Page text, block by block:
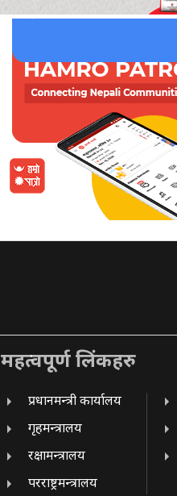
महत्वपूर्ण लिंकहरु
प्रधानमन्त्री कार्यालय
गृहमन्त्रालय
रक्षामन्त्रालय
परराष्ट्रमन्त्रालय